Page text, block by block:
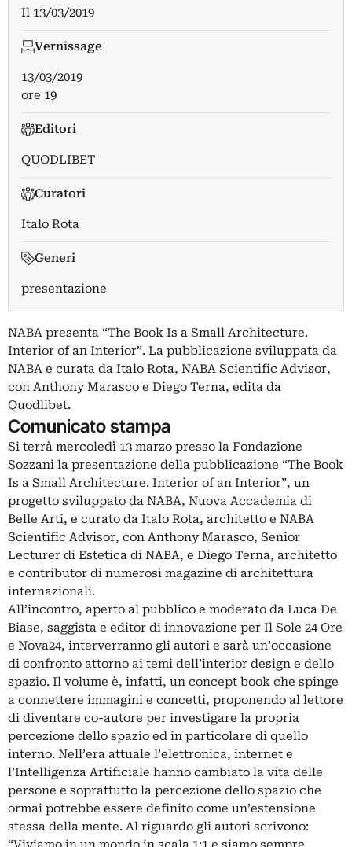
Il 13/03/2019
Vernissage
13/03/2019
ore 19
Editori
QUODLIBET
Curatori
Italo Rota
Generi
presentazione
NABA presenta “The Book Is a Small Architecture.
Interior of an Interior”. La pubblicazione sviluppata da
NABA e curata da Italo Rota, NABA Scientific Advisor,
con Anthony Marasco e Diego Terna, edita da
Quodlibet.
Comunicato stampa
Si terrà mercoledì 13 marzo presso la Fondazione
Sozzani la presentazione della pubblicazione “The Book
Is a Small Architecture. Interior of an Interior”, un
progetto sviluppato da NABA, Nuova Accademia di
Belle Arti, e curato da Italo Rota, architetto e NABA
Scientific Advisor, con Anthony Marasco, Senior
Lecturer di Estetica di NABA, e Diego Terna, architetto
e contributor di numerosi magazine di architettura
internazionali.
All’incontro, aperto al pubblico e moderato da Luca De
Biase, saggista e editor di innovazione per Il Sole 24 Ore
e Nova24, interverranno gli autori e sarà un’occasione
di confronto attorno ai temi dell’interior design e dello
spazio. Il volume è, infatti, un concept book che spinge
a connettere immagini e concetti, proponendo al lettore
di diventare co-autore per investigare la propria
percezione dello spazio ed in particolare di quello
interno. Nell’era attuale l’elettronica, internet e
l’Intelligenza Artificiale hanno cambiato la vita delle
persone e soprattutto la percezione dello spazio che
ormai potrebbe essere definito come un’estensione
stessa della mente. Al riguardo gli autori scrivono: